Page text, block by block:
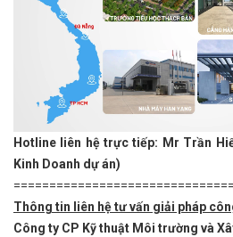
Hotline liên hệ trực tiếp: Mr Trần
Kinh Doanh dự án)
Thông tin liên hệ tư vấn giải pháp
Công ty CP Kỹ thuật Môi trường và